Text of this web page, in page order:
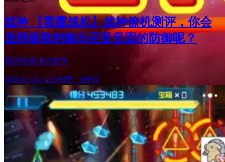
战神 【雷霆战机】战神僚机测评，你会
选择极致的输出还是坚固的防御呢？
测评结果仅供参考
2026-01-04 22:590赞 · 0评论